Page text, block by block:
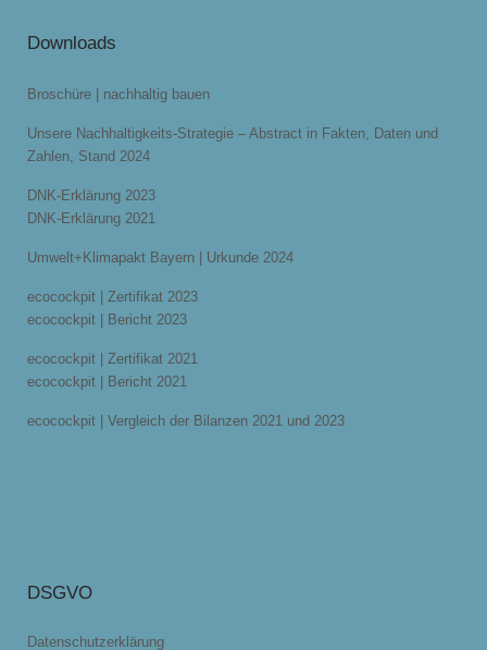
Downloads
Broschüre | nachhaltig bauen
Unsere Nachhaltigkeits-Strategie – Abstract in Fakten, Daten und
Zahlen, Stand 2024
DNK-Erklärung 2023
DNK-Erklärung 2021
Umwelt+Klimapakt Bayern | Urkunde 2024
ecocockpit | Zertifikat 2023
ecocockpit | Bericht 2023
ecocockpit | Zertifikat 2021
ecocockpit | Bericht 2021
ecocockpit | Vergleich der Bilanzen 2021 und 2023
DSGVO
Datenschutzerklärung